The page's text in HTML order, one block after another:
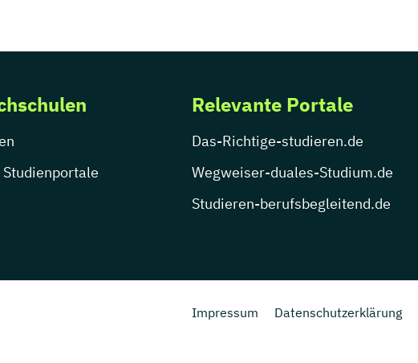
Relevante Portale
Das-Richtige-studieren.de
Wegweiser-duales-Studium.de
Studieren-berufsbegleitend.de
Impressum Datenschutzerklärung